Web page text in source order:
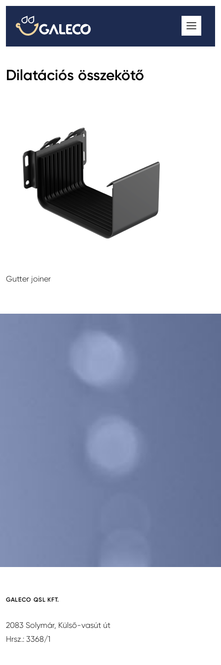
Dilatációs összekötő
Gutter joiner
GALECO QSL KFT.
2083 Solymár, Külső-vasút út
Hrsz.: 3368/1
ROOFGUTTER CLASSIC
GALECO GRIN MOD
GALECO PVC ERESZCSATORNA RENDSZER
GALECO STAL ERESZCSATORNA RENDSZER
GALECO STAL ERESZCSATORNA RENDSZER
GALECO REJTETT ERESZCSATORNA RENDSZER
QSTALYO ERESZCSATORNA RENDSZER
GALECO LEMEZTERMÉKEK ÉS TETŐKIEGÉSZÍTŐK